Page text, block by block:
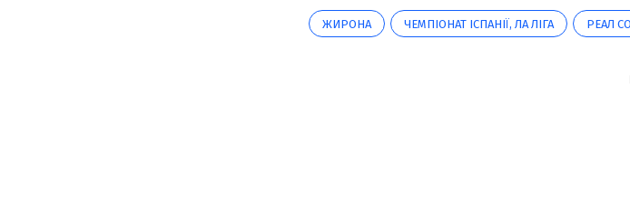
ЖИРОНА ЧЕМПІОНАТ ІСПАНІЇ, ЛА ЛІГА РЕАЛ